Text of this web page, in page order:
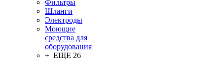
Фильтры
Шланги
Электроды
Моющие
средства для
оборудования
+ ЕЩЕ 26